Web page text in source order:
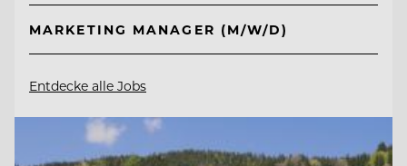
MARKETING MANAGER (M/W/D)
Entdecke alle Jobs